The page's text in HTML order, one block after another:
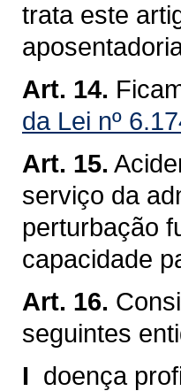
trata este
Art. 14.
da Lei nº
Art. 15.
serviço da
perturbação
capacidade
Art. 16.
seguintes
I  doença